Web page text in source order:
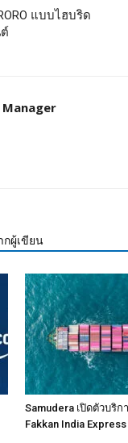
แบบไฮบริด
กผู้เขียน
Samudera เปิดตัวบริก
Fakkan India Express